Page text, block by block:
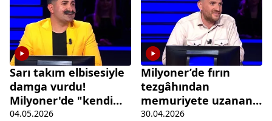
Sarı takım elbisesiyle
damga vurdu!
Milyoner'de "kendi
alanım" dediği soruda
04.05.2026
Milyoner’de fırın
tezgâhından
memuriyete uzanan
hayat hikayesi
30.04.2026